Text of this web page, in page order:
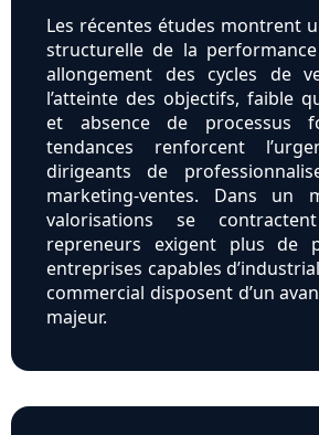
Les récentes études montrent
structurelle de la
allongement des cycles de
l’atteinte des objectifs, faible
et absence de processus
tendances renforcent
dirigeants de
marketing‑ventes. Dans un
valorisations se
repreneurs exigent plus de
entreprises capables
commercial disposent d’un
majeur.